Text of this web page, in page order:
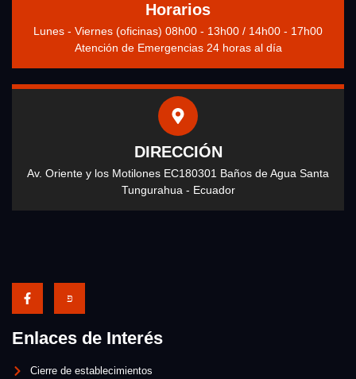
Horarios
Lunes - Viernes (oficinas) 08h00 - 13h00 / 14h00 - 17h00
Atención de Emergencias 24 horas al día
DIRECCIÓN
Av. Oriente y los Motilones EC180301 Baños de Agua Santa
Tungurahua - Ecuador
Enlaces de Interés
Cierre de establecimientos